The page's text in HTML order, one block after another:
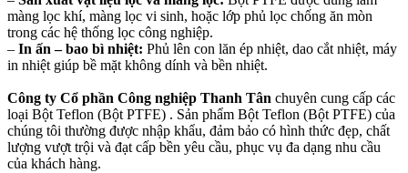
màng lọc khí, màng lọc vi sinh, hoặc lớp phủ lọc chống ăn mòn
trong các hệ thống lọc công nghiệp.
– In ấn – bao bì nhiệt: Phủ lên con lăn ép nhiệt, dao cắt nhiệt, máy
in nhiệt giúp bề mặt không dính và bền nhiệt.
Công ty Cổ phần Công nghiệp Thanh Tân chuyên cung cấp các
loại Bột Teflon (Bột PTFE) . Sản phẩm Bột Teflon (Bột PTFE) của
chúng tôi thường được nhập khẩu, đảm bảo có hình thức đẹp, chất
lượng vượt trội và đạt cấp bền yêu cầu, phục vụ đa dạng nhu cầu
của khách hàng.